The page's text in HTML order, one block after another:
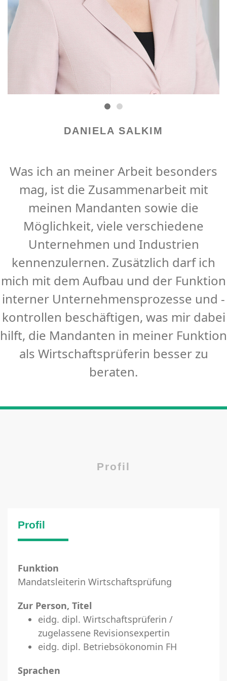
DANIELA SALKIM
Was ich an meiner Arbeit besonders
mag, ist die Zusammenarbeit mit
meinen Mandanten sowie die
Möglichkeit, viele verschiedene
Unternehmen und Industrien
kennenzulernen. Zusätzlich darf ich
mich mit dem Aufbau und der Funktion
interner Unternehmensprozesse und -
kontrollen beschäftigen, was mir dabei
hilft, die Mandanten in meiner Funktion
als Wirtschaftsprüferin besser zu
beraten.
Profil
Profil
Funktion
Mandatsleiterin Wirtschaftsprüfung
Zur Person, Titel
eidg. dipl. Wirtschaftsprüferin /
zugelassene Revisionsexpertin
eidg. dipl. Betriebsökonomin FH
Sprachen